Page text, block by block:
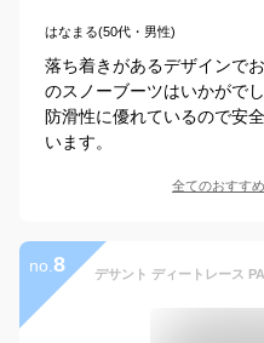
はなまる(50代・男性)
落ち着きがあるデザインで
のスノーブーツはいかがで
防滑性に優れているので安
います。
全てのおすす
no. 8